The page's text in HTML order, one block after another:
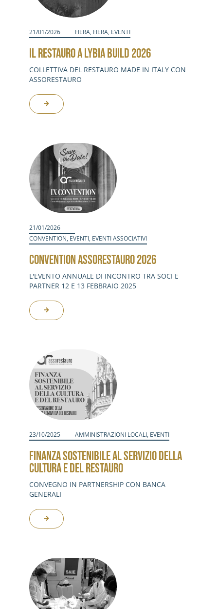
21/01/2026 FIERA, FIERA, EVENTI
IL RESTAURO A LYBIA BUILD 2026
COLLETTIVA DEL RESTAURO MADE IN ITALY CON
ASSORESTAURO
21/01/2026
CONVENTION, EVENTI, EVENTI ASSOCIATIVI
CONVENTION ASSORESTAURO 2026
L'EVENTO ANNUALE DI INCONTRO TRA SOCI E
PARTNER 12 E 13 FEBBRAIO 2025
23/10/2025 AMMINISTRAZIONI LOCALI, EVENTI
FINANZA SOSTENIBILE AL SERVIZIO DELLA
CULTURA E DEL RESTAURO
CONVEGNO IN PARTNERSHIP CON BANCA
GENERALI